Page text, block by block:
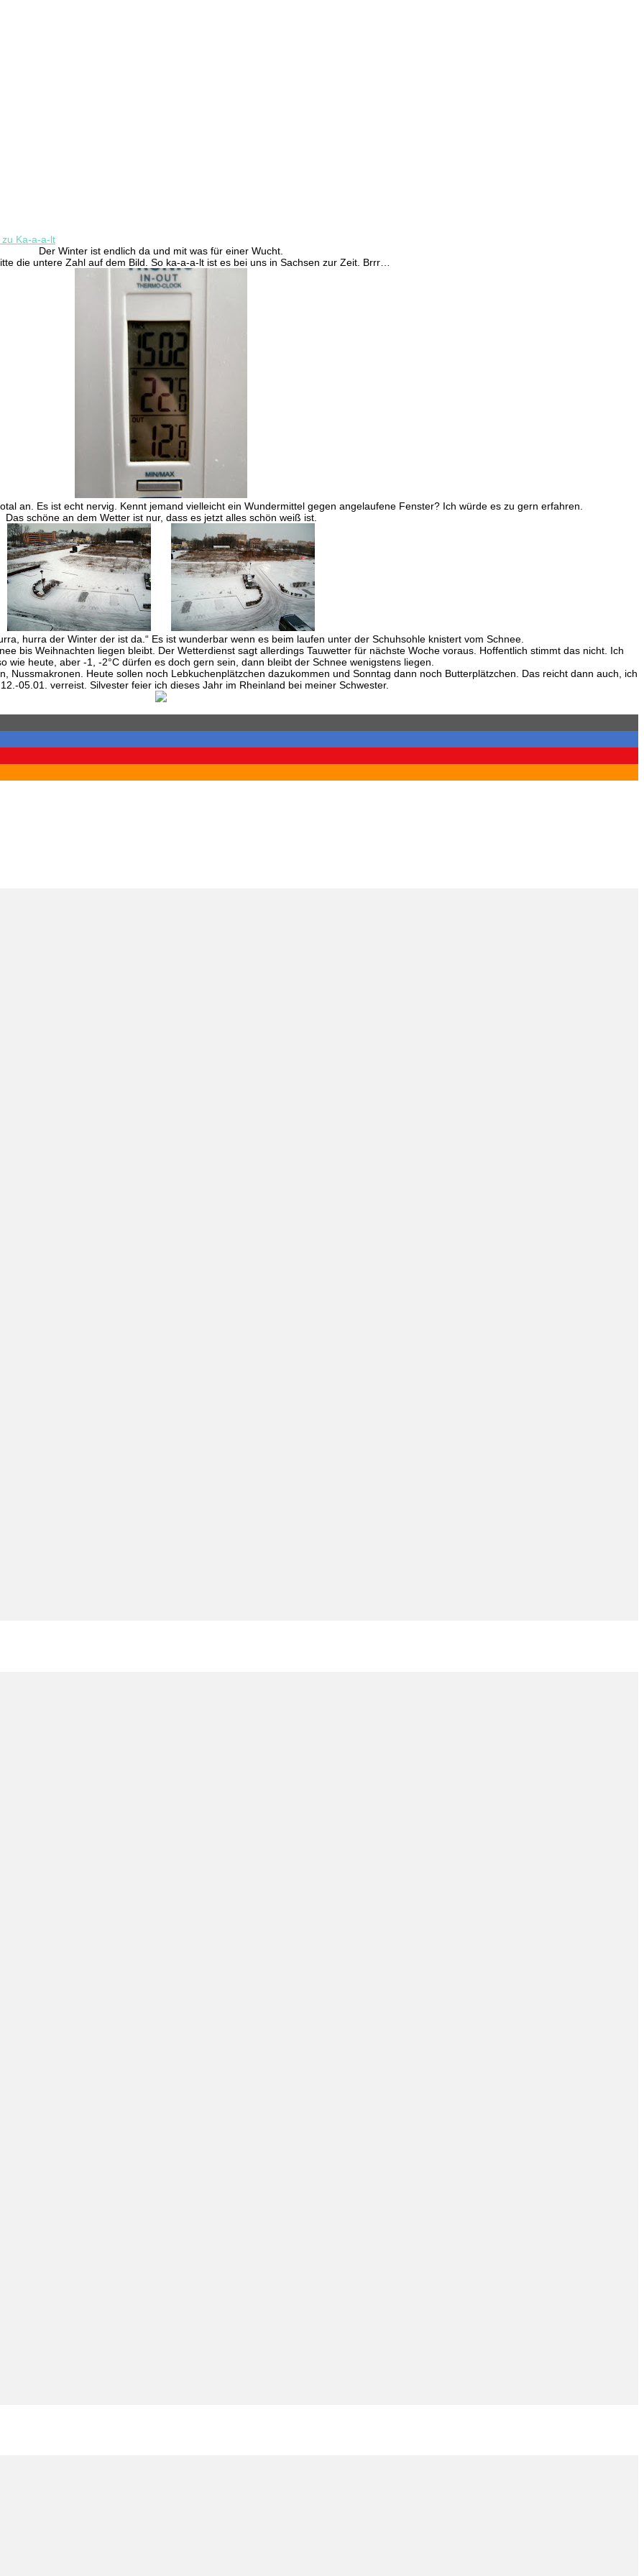
zu Ka-a-a-lt
Der Winter ist endlich da und mit was für einer Wucht.
die untere Zahl auf dem Bild. So ka-a-a-lt ist es bei uns in Sachsen zur Zeit. Brrr…
an. Es ist echt nervig. Kennt jemand vielleicht ein Wundermittel gegen angelaufene Fenster? Ich würde es zu gern erfahren.
Das schöne an dem Wetter ist nur, dass es jetzt alles schön weiß ist.
hurra der Winter der ist da.“ Es ist wunderbar wenn es beim laufen unter der Schuhsohle knistert vom Schnee.
bis Weihnachten liegen bleibt. Der Wetterdienst sagt allerdings Tauwetter für nächste Woche voraus. Hoffentlich stimmt das nicht. Ich
wie heute, aber -1, -2°C dürfen es doch gern sein, dann bleibt der Schnee wenigstens liegen.
Nussmakronen. Heute sollen noch Lebkuchenplätzchen dazukommen und Sonntag dann noch Butterplätzchen. Das reicht dann auch, ich
05.01. verreist. Silvester feier ich dieses Jahr im Rheinland bei meiner Schwester.